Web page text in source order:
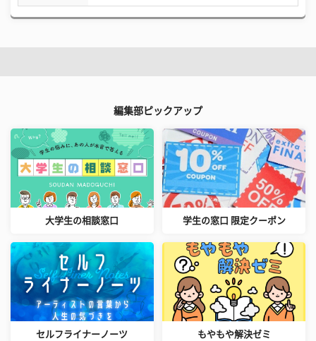
編集部ピックアップ
大学生の相談窓口 学生の窓口 限定クーポン
セルフライナーノーツ もやもや解決ゼミ